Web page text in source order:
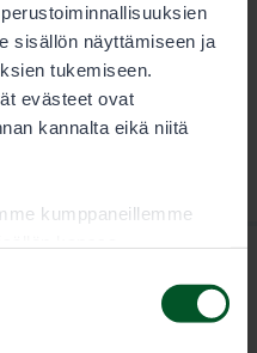
sisällön näyttämiseen ja
tukemiseen.
evästeet ovat
kannalta eikä niitä
kumppaneillemme
tai joita on kerätty, kun
Voit sallia haluamasi